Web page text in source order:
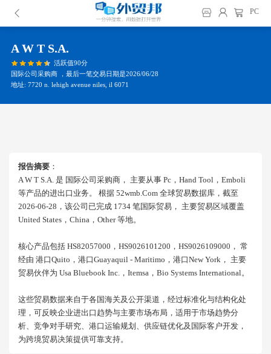
PC
A W T S.a.
活跃值90分
国际公司采购商 ，最后一笔交易日期是2026/06/28
地址: 7720 n. lehigh avenue niles, il 6071
报告摘要 ：
A W T S.a. 是 国际公司采购商， 主要从事 Pc，hand Tool，emboli
等产品的进出口业务。 根据 52wmb.com 全球贸易数据库，截至
2026-06-28，该公司已完成 1734 笔国际贸易， 主要贸易区域覆盖
United States，china，other 等地。
核心产品包括 HS82057000，HS9026101200，HS9026109000， 常
经由 港口quito，港口guayaquil - Maritimo，港口new York， 主要
贸易伙伴为 Usa Bluebook Inc.，itemsa，bio Systems International。
这些贸易数据来自于各国海关及公开渠道，经过标准化与结构化处
理，可反映企业进出口趋势与主要市场布局，适用于市场趋势分
析、竞争对手研究、港口运输规划、供应链优化及国际客户开发，
为跨境贸易决策提供可靠支持。